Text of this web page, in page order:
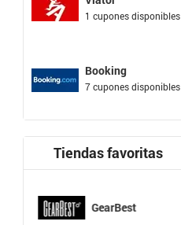
1 cupones disponibles
Booking
7 cupones disponibles
Tiendas favoritas
GearBest